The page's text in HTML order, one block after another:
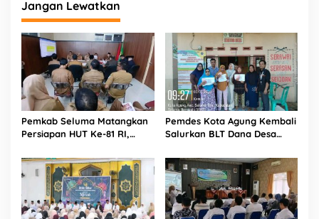
Jangan Lewatkan
Pemkab Seluma Matangkan
Persiapan HUT Ke-81 RI,
Pemdes Kota Agung Kembali
Salurkan BLT Dana Desa